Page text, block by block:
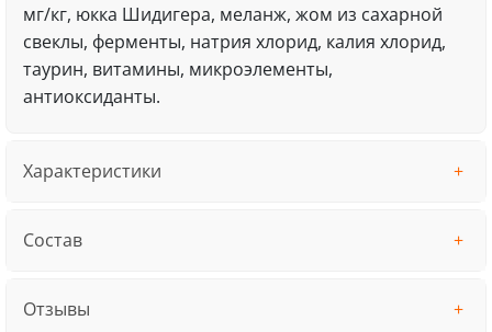
мг/кг, юкка Шидигера, меланж, жом из сахарной
свеклы, ферменты, натрия хлорид, калия хлорид,
таурин, витамины, микроэлементы,
антиоксиданты.
Характеристики
Состав
Отзывы